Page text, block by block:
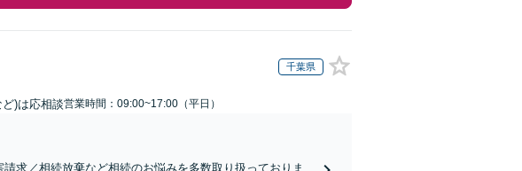
千葉県
)は応相談営業時間：09:00~17:00（平日）
求／相続放棄など相続のお悩みを多数取り扱っておりま